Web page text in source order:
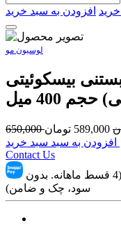
افزودن به سبد خرید
لوسیون مو
بیسکوئیتی
400 میل
650,000 589,000 تومان
Contact Us
تومان (4 قسط ماهانه. بدون
سود، چک و ضامن)